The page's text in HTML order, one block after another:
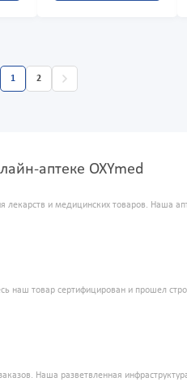
1 2
аптеке OXYmed
лекарств и медицинских товаров. Наша
наш товар сертифицирован и прошел
Наша разветвленная